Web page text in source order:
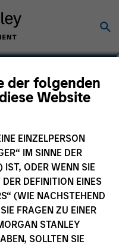
der folgenden
Website
EINZELPERSON
IM SINNE DER
ODER WENN SIE
DEFINITION EINES
(WIE NACHSTEHEND
FRAGEN ZU EINER
STANLEY
SOLLTEN SIE